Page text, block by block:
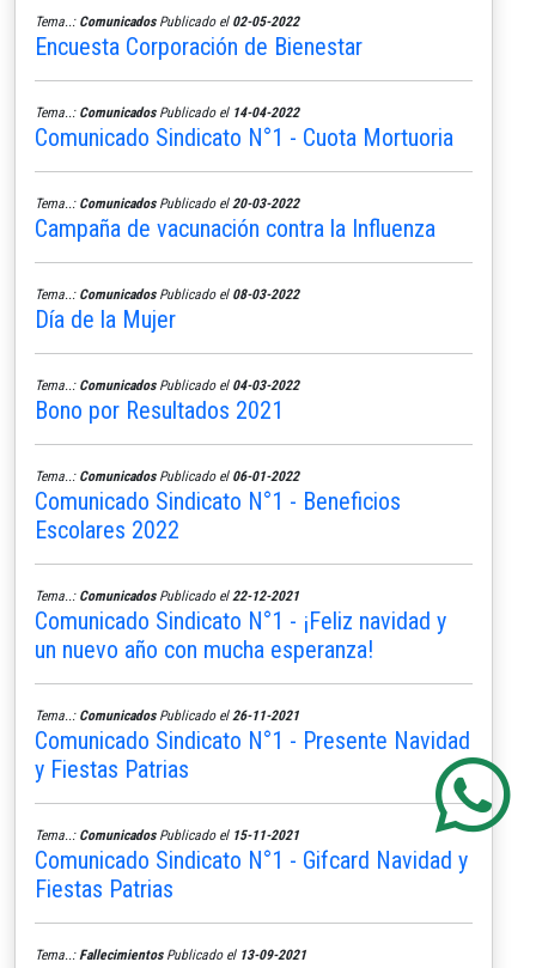
Tema..: ComunicadosPublicado el 02-05-2022
Encuesta Corporación de Bienestar
Tema..: ComunicadosPublicado el 14-04-2022
Comunicado Sindicato N°1 - Cuota Mortuoria
Tema..: ComunicadosPublicado el 20-03-2022
Campaña de vacunación contra la Influenza
Tema..: ComunicadosPublicado el 08-03-2022
Día de la Mujer
Tema..: ComunicadosPublicado el 04-03-2022
Bono por Resultados 2021
Tema..: ComunicadosPublicado el 06-01-2022
Comunicado Sindicato N°1 - Beneficios
Escolares 2022
Tema..: ComunicadosPublicado el 22-12-2021
Comunicado Sindicato N°1 - ¡Feliz navidad y
un nuevo año con mucha esperanza!
Tema..: ComunicadosPublicado el 26-11-2021
Comunicado Sindicato N°1 - Presente Navidad
y Fiestas Patrias
Tema..: ComunicadosPublicado el 15-11-2021
Comunicado Sindicato N°1 - Gifcard Navidad y
Fiestas Patrias
Tema..: FallecimientosPublicado el 13-09-2021